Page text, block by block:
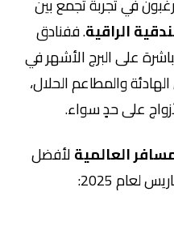
الراقية. ففنادق
على البرج الأشهر في
والمطاعم الحلال،
على حدٍ سواء.
العالميةلأفضل
2025: